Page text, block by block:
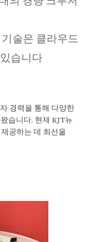
술은 클라우드
습니다
경력을 통해 다양한
습니다. 현재 KJT뉴
공하는 데 최선을